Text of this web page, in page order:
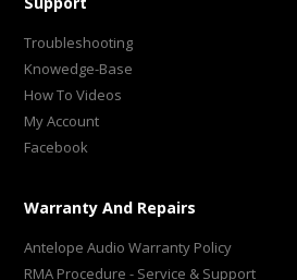
Troubleshooting
Knowedge-Base
How To Videos
My Account
Facebook
Warranty And Repairs
Antelope Audio Warranty Policy
RMA Procedure - Service & Support